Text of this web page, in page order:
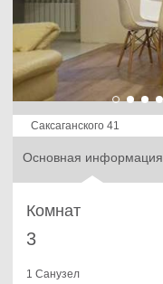
Саксаганского 41
Основная информация
Комнат
3
1 Санузел